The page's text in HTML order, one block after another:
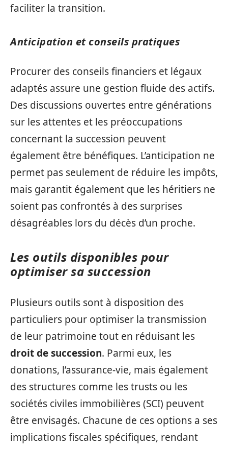
faciliter la transition.
Anticipation et conseils pratiques
Procurer des conseils financiers et légaux
adaptés assure une gestion fluide des actifs.
Des discussions ouvertes entre générations
sur les attentes et les préoccupations
concernant la succession peuvent
également être bénéfiques. L’anticipation ne
permet pas seulement de réduire les impôts,
mais garantit également que les héritiers ne
soient pas confrontés à des surprises
désagréables lors du décès d’un proche.
Les outils disponibles pour
optimiser sa succession
Plusieurs outils sont à disposition des
particuliers pour optimiser la transmission
de leur patrimoine tout en réduisant les
droit de succession. Parmi eux, les
donations, l’assurance-vie, mais également
des structures comme les trusts ou les
sociétés civiles immobilières (SCI) peuvent
être envisagés. Chacune de ces options a ses
implications fiscales spécifiques, rendant